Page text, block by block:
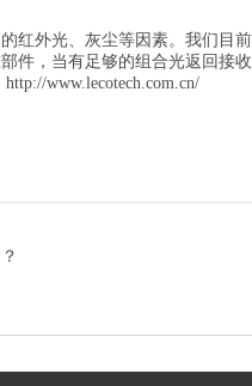
红外光、灰尘等因素。我们目
件，当有足够的组合光返回接
http://www.lecotech.com.cn/